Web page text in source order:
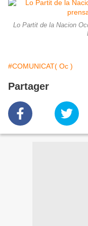
Lo Partit de la Nacion
#COMUNICAT( Oc )
Partager